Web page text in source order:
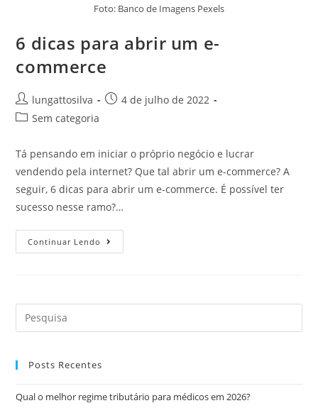
Foto: Banco de Imagens Pexels
6 dicas para abrir um e-
commerce
lungattosilva
4 de julho de 2022
Sem categoria
Tá pensando em iniciar o próprio negócio e lucrar
vendendo pela internet? Que tal abrir um e-commerce? A
seguir, 6 dicas para abrir um e-commerce. É possível ter
sucesso nesse ramo?…
Continuar Lendo
Posts Recentes
Qual o melhor regime tributário para médicos em 2026?